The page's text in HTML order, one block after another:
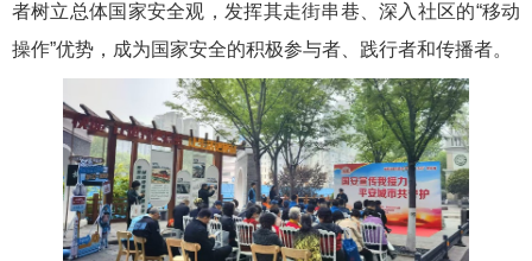
者树立总体国家安全观，发挥其走街串巷、深入社区的“移动
操作”优势，成为国家安全的积极参与者、践行者和传播者。